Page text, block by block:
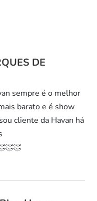
DE
sempre é o melhor
barato e é show
cliente da Havan há